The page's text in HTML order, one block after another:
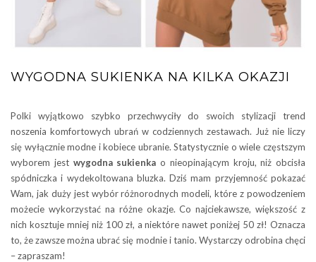
WYGODNA SUKIENKA NA KILKA OKAZJI
Polki wyjątkowo szybko przechwyciły do swoich stylizacji trend
noszenia komfortowych ubrań w codziennych zestawach. Już nie liczy
się wyłącznie modne i kobiece ubranie. Statystycznie o wiele częstszym
wyborem jest wygodna sukienka o nieopinającym kroju, niż obcisła
spódniczka i wydekoltowana bluzka. Dziś mam przyjemność pokazać
Wam, jak duży jest wybór różnorodnych modeli, które z powodzeniem
możecie wykorzystać na różne okazje. Co najciekawsze, większość z
nich kosztuje mniej niż 100 zł, a niektóre nawet poniżej 50 zł! Oznacza
to, że zawsze można ubrać się modnie i tanio. Wystarczy odrobina chęci
– zapraszam!